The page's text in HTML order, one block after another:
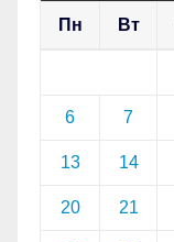
Пн Вт
6 7
13 14
20 21